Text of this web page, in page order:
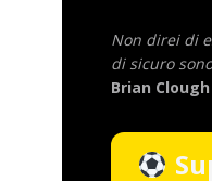
Non direi di
di sicuro
Brian Clough